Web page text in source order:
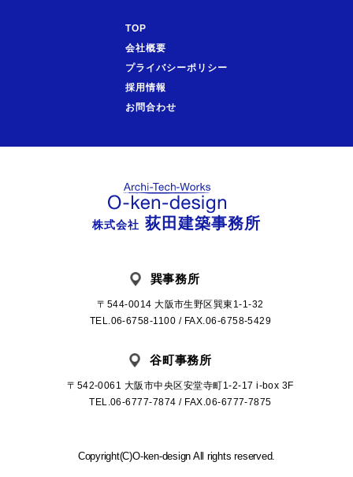
TOP
会社概要
プライバシーポリシー
採用情報
お問合わせ
株式会社 荻田建築事務所
巽事務所
〒544-0014 大阪市生野区巽東1-1-32
TEL.06-6758-1100 / FAX.06-6758-5429
谷町事務所
〒542-0061 大阪市中央区安堂寺町1-2-17 i-box 3F
TEL.06-6777-7874 / FAX.06-6777-7875
Copyright(C)O-ken-design All rights reserved.